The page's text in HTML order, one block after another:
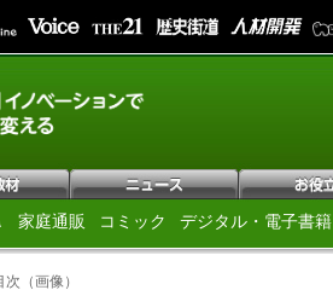
家庭通販 コミック デジタル・電子書籍
次（画像）